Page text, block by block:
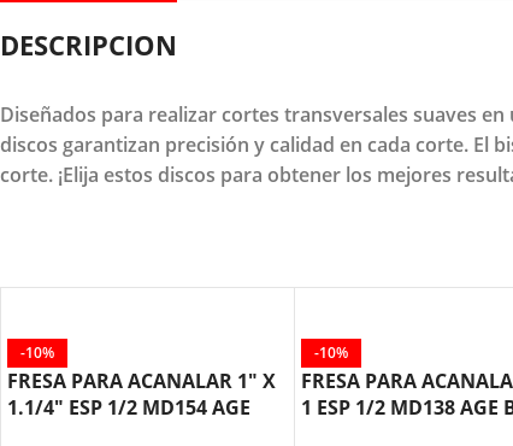
DESCRIPCION
Diseñados para realizar cortes transversales suaves
discos garantizan precisión y calidad en cada corte. El
corte. ¡Elija estos discos para obtener los mejores
-10%
FRESA PARA ACANALAR 1″ X
1.1/4″ ESP 1/2 MD154 AGE
-10%
FRESA PARA
1 ESP 1/2 MD138 AGE